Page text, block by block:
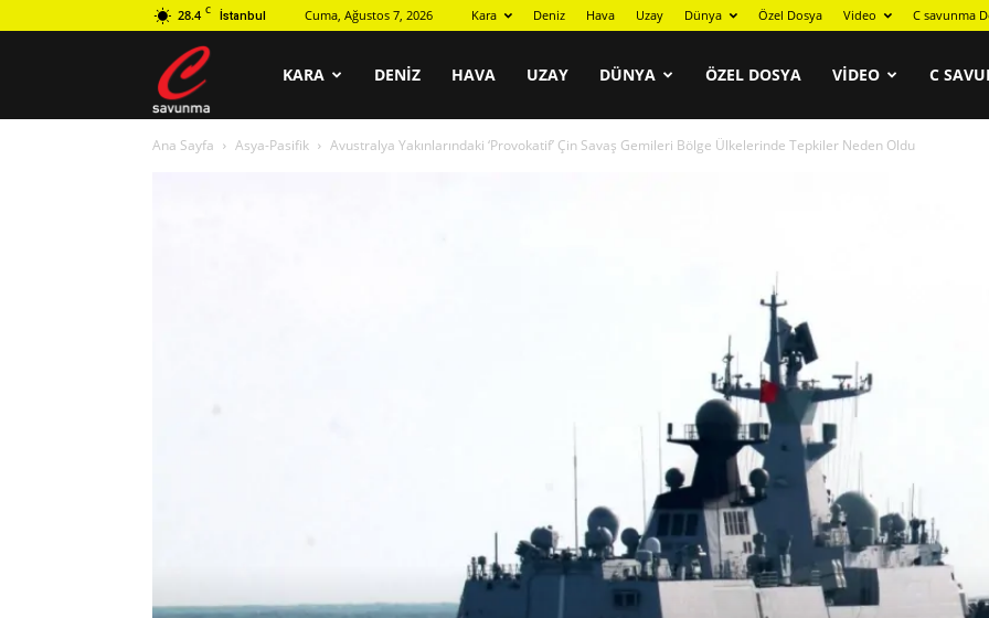
28.4 C İstanbul Cuma, Ağustos 7, 2026 Kara Deniz Hava Uzay Dünya Özel Dosya Video C savunma
KARA DENIZ HAVA UZAY DÜNYA ÖZEL DOSYA VIDEO C
Ana Sayfa Asya-Pasifik Avustralya Yakınlarındaki ‘Provokatif’ Çin Savaş Gemileri Bölge Ülkelerinde Tepkiler Neden Oldu